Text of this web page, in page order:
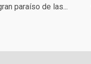
paraíso de las...